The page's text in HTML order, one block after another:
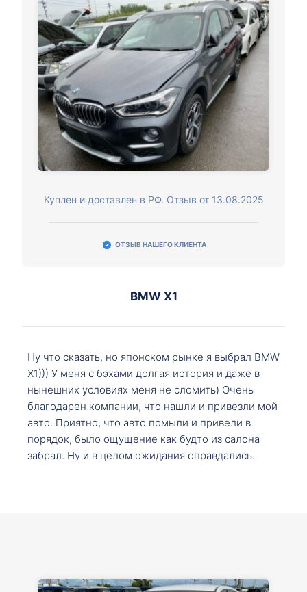
Куплен и доставлен в РФ. Отзыв от 13.08.2025
ОТЗЫВ НАШЕГО КЛИЕНТА
BMW X1
Ну что сказать, но японском рынке я выбрал BMW
X1))) У меня с бэхами долгая история и даже в
нынешних условиях меня не сломить) Очень
благодарен компании, что нашли и привезли мой
авто. Приятно, что авто помыли и привели в
порядок, было ощущение как будто из салона
забрал. Ну и в целом ожидания оправдались.